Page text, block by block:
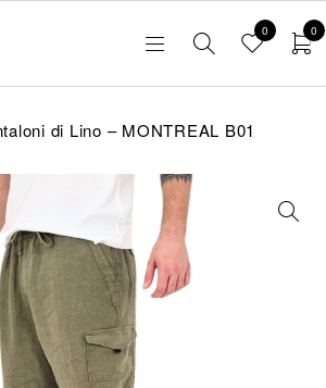
0 0
di Lino – MONTREAL B01